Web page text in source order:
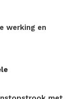
werking en